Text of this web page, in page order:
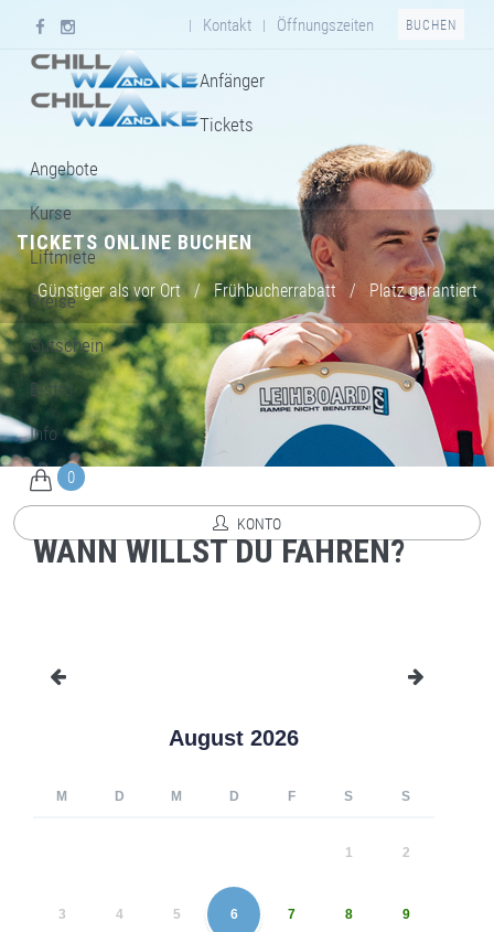
| Kontakt | Öffnungszeiten BUCHEN
Anfänger
Tickets
Angebote
Kurse
Liftmiete
Preise
Gutschein
Bistro
Info
0
KONTO
TICKETS ONLINE BUCHEN
Günstiger als vor Ort / Frühbucherrabatt / Platz garantiert
WANN WILLST DU FAHREN?
August 2026
M D M D F S S
1 2
3 4 5 6 7 8 9